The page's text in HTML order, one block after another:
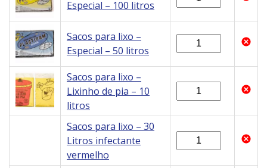
Especial – 100 litros
Sacos para lixo –
Especial – 50 litros
Sacos para lixo –
Lixinho de pia – 10
litros
Sacos para lixo – 30
Litros infectante
vermelho